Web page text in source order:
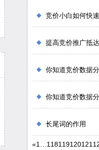
竞价小白如何快
提高竞价推广抵
你知道竞价数据
你知道竞价数据
长尾词的作用
«1 118119120121